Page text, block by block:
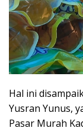
Hal ini
Yusran Yunus,
Pasar Murah